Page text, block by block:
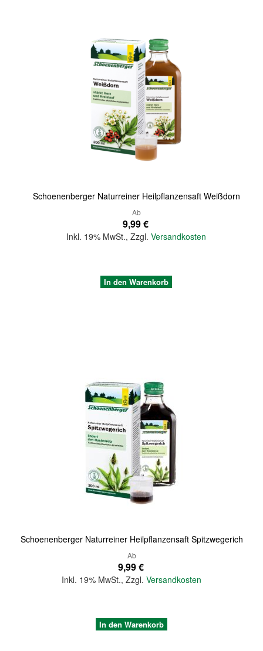
Schoenenberger Naturreiner Heilpflanzensaft Weißdorn
Ab
9,99 €
Inkl. 19% MwSt.,Zzgl.Versandkosten
In den Warenkorb
Schoenenberger Naturreiner Heilpflanzensaft Spitzwegerich
Ab
9,99 €
Inkl. 19% MwSt., Zzgl. Versandkosten
In den Warenkorb